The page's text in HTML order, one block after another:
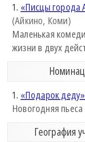
1. «Писцы
(Айкино, Коми)
Маленькая
жизни в двух
1. «Подарок деду»
Новогодняя
География